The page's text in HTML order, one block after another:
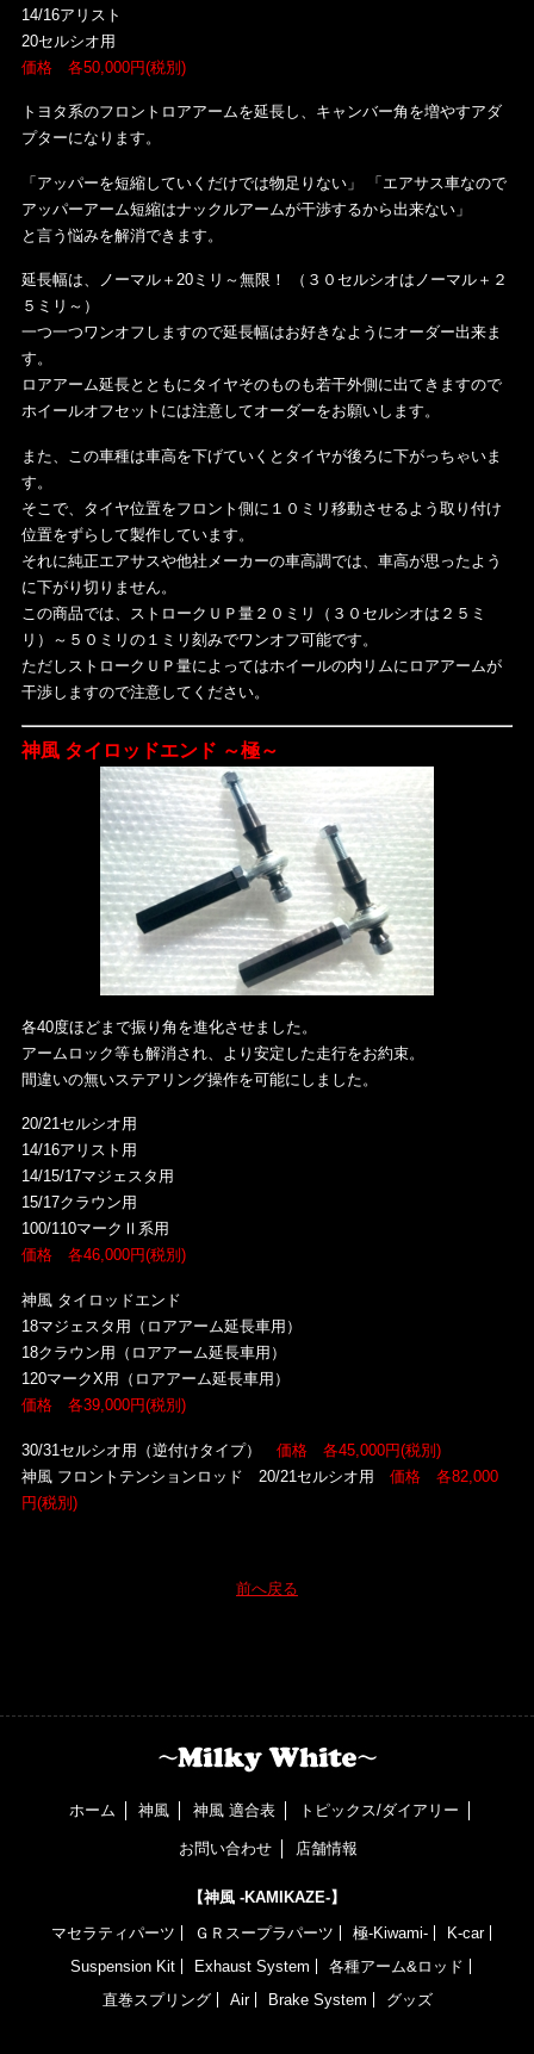
14/16アリスト
20セルシオ用
価格 各50,000円(税別)
トヨタ系のフロントロアアームを延長し、キャンバー角を増やすアダ
プターになります。
「アッパーを短縮していくだけでは物足りない」 「エアサス車なので
アッパーアーム短縮はナックルアームが干渉するから出来ない」
と言う悩みを解消できます。
延長幅は、ノーマル＋20ミリ～無限！ （３０セルシオはノーマル＋２
５ミリ～）
一つ一つワンオフしますので延長幅はお好きなようにオーダー出来ま
す。
ロアアーム延長とともにタイヤそのものも若干外側に出てきますので
ホイールオフセットには注意してオーダーをお願いします。
また、この車種は車高を下げていくとタイヤが後ろに下がっちゃいま
す。
そこで、タイヤ位置をフロント側に１０ミリ移動させるよう取り付け
位置をずらして製作しています。
それに純正エアサスや他社メーカーの車高調では、車高が思ったよう
に下がり切りません。
この商品では、ストロークＵＰ量２０ミリ（３０セルシオは２５ミ
リ）～５０ミリの１ミリ刻みでワンオフ可能です。
ただしストロークＵＰ量によってはホイールの内リムにロアアームが
干渉しますので注意してください。
神風 タイロッドエンド ～極～
各40度ほどまで振り角を進化させました。
アームロック等も解消され、より安定した走行をお約束。
間違いの無いステアリング操作を可能にしました。
20/21セルシオ用
14/16アリスト用
14/15/17マジェスタ用
15/17クラウン用
100/110マークⅡ系用
価格 各46,000円(税別)
神風 タイロッドエンド
18マジェスタ用（ロアアーム延長車用）
18クラウン用（ロアアーム延長車用）
120マークX用（ロアアーム延長車用）
価格 各39,000円(税別)
30/31セルシオ用（逆付けタイプ）
価格 各45,000円(税別)
神風 フロントテンションロッド 20/21セルシオ用 価格 各82,000
円(税別)
前へ戻る
ホーム 神風 神風 適合表 トピックス/ダイアリー
お問い合わせ 店舗情報
【神風 -KAMIKAZE-】
マセラティパーツ
ＧＲスープラパーツ 極-Kiwami-
K-car
Suspension Kit
Exhaust System
各種アーム&ロッド
直巻スプリング
Air Brake System グッズ